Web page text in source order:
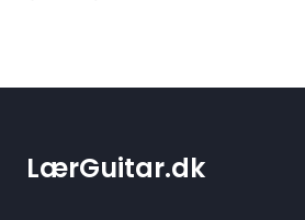
LærGuitar.dk